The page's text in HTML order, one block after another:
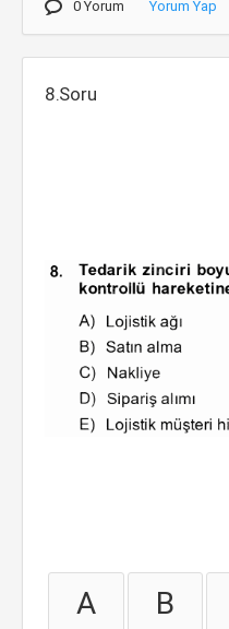
0 Yorum Yorum Yap
8.Soru
A B